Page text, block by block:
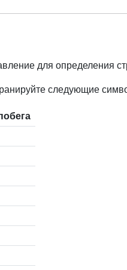
для определения
следующие